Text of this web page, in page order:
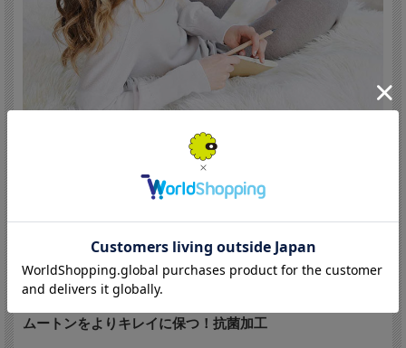
料で重労働も不要です。
抗菌加工無料
全ての製品のクリーニングに抗菌加工を施しています。静菌活性値２.０以上で、
抗菌防臭効果があります。当店のムートンクリーニングは静菌活性値5.4と高い水
準でクリアしています。だからクリーニング後もキレイにお使いいただけます。
防ダニ加工
ムートンをよりキレイに保つ！抗菌加工